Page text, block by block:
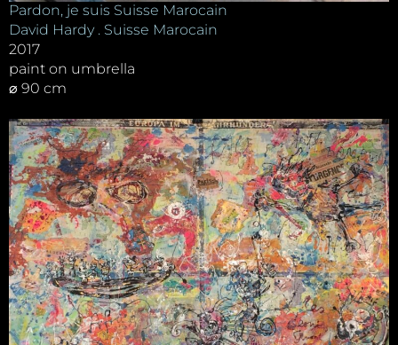
Pardon, je suis Suisse Marocain
David Hardy . Suisse Marocain
2017
paint on umbrella
⌀ 90 cm